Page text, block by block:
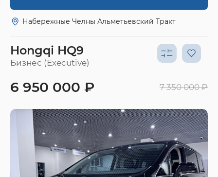
Набережные Челны Альметьевский Тракт
Hongqi HQ9
Бизнес (Executive)
6 950 000 ₽ 7 350 000 ₽